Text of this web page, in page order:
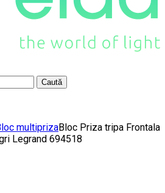
Caută
multiprizaBloc Priza tripa Frontala
Legrand 694518